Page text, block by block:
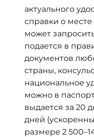
актуального
справки о
может
подается в
документов
страны,
национальное
можно в
выдается за 20
дней
размере 2